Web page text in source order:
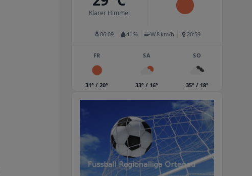
Klarer Himmel
06:09 41 % W 8 km/h 20:59
FR
31° / 20°
SA
33° / 16°
SO
35° / 18°